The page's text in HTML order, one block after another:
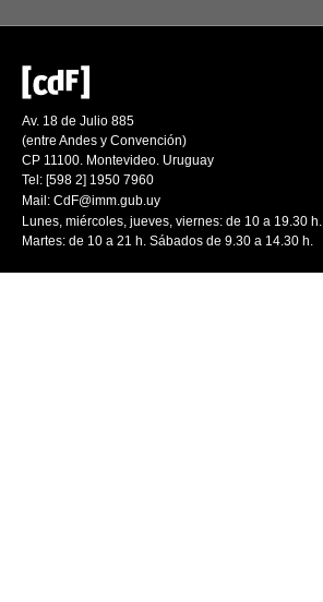
Av. 18 de Julio 885
(entre Andes y Convención)
CP 11100. Montevideo. Uruguay
Tel: [598 2] 1950 7960
Mail: CdF@imm.gub.uy
Lunes, miércoles, jueves, viernes: de 10 a 19.30 h.
Martes: de 10 a 21 h. Sábados de 9.30 a 14.30 h.